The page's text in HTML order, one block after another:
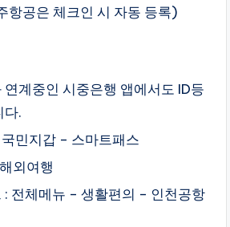
항공은 체크인 시 자동 등록)
연계중인 시중은행 앱에서도 ID등
다.
민지갑 – 스마트패스
외여행
: 전체메뉴 – 생활편의 – 인천공항